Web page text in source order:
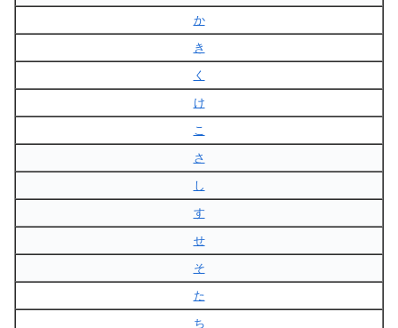
か
き
く
け
こ
さ
し
す
せ
そ
た
ち